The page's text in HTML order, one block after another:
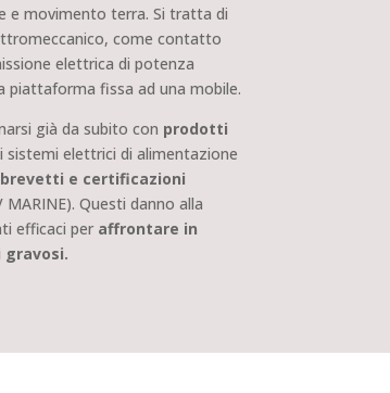
e movimento terra. Si tratta di
come contatto
elettrica di potenza
piattaforma fissa ad una mobile.
già da subito con prodotti
sistemi elettrici di alimentazione
brevetti e certificazioni
MARINE). Questi danno alla
efficaci per affrontare in
gravosi.